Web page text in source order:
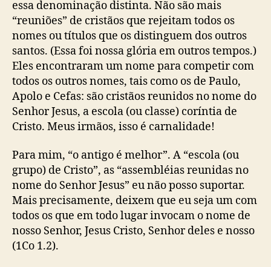
essa denominação distinta. Não são mais
“reuniões” de cristãos que rejeitam todos os
nomes ou títulos que os distinguem dos outros
santos. (Essa foi nossa glória em outros tempos.)
Eles encontraram um nome para competir com
todos os outros nomes, tais como os de Paulo,
Apolo e Cefas: são cristãos reunidos no nome do
Senhor Jesus, a escola (ou classe) coríntia de
Cristo. Meus irmãos, isso é carnalidade!
Para mim, “o antigo é melhor”. A “escola (ou
grupo) de Cristo”, as “assembléias reunidas no
nome do Senhor Jesus” eu não posso suportar.
Mais precisamente, deixem que eu seja um com
todos os que em todo lugar invocam o nome de
nosso Senhor, Jesus Cristo, Senhor deles e nosso
(1Co 1.2).